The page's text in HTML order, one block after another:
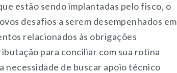
estão sendo implantadas pelo fisco, o
desafios a serem desempenhados em
relacionados às obrigações
para conciliar com sua rotina
necessidade de buscar apoio técnico